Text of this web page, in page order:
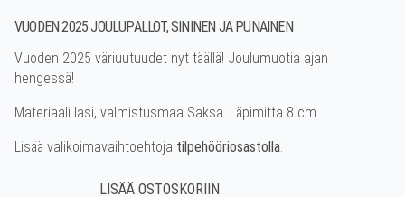
VUODEN 2025 JOULUPALLOT, SININEN JA PUNAINEN
Vuoden 2025 väriuutuudet nyt täällä! Joulumuotia ajan
hengessä!
Materiaali lasi, valmistusmaa Saksa. Läpimitta 8 cm.
Lisää valikoimavaihtoehtoja tilpehööriosastolla.